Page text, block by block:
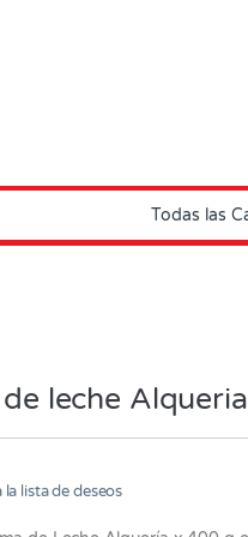
leche
lista de deseos